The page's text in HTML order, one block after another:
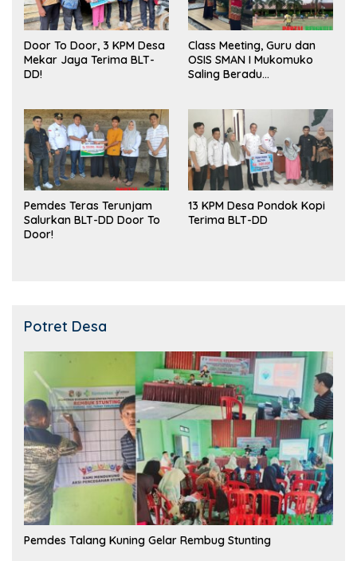
Door To Door, 3 KPM Desa
Mekar Jaya Terima BLT-
DD!
Class Meeting, Guru dan
OSIS SMAN I Mukomuko
Saling Beradu
Pemdes Teras Terunjam
Salurkan BLT-DD Door To
Door!
13 KPM Desa Pondok Kopi
Terima BLT-DD
Potret Desa
Pemdes Talang Kuning Gelar Rembug Stunting